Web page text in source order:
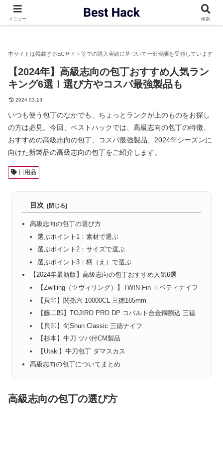
【2024年】高級志向の包丁おすすめ人気
【2024年】高級志向の包丁おすすめ人気ラン
キング6選！選び方やコスパ最強製品も
2024.03.13
いつも使う包丁のなかでも、ちょっとランクが上のものをお探し
の方は必見。今回、ベストハックでは、高級志向の包丁の特徴、
おすすめの高級志向の包丁、コスパ最強製品、2024年シーズンに
向けた新製品の高級志向の包丁をご紹介します。
日用品
目次
高級志向の包丁の選び方
選ぶポイント1：素材で選ぶ
選ぶポイント2：サイズで選ぶ
選ぶポイント3：柄（え）で選ぶ
【2024年最新版】高級志向の包丁おすすめ人気6選
【Zwilling（ツヴィリング）】TWIN Fin Ⅱペティナイフ
【貝印】関孫六 10000CL 三徳165mm
【藤二郎】TOJIRO PRO DP コバルト合金鋼割込 三徳
【貝印】旬Shun Classic 三徳ナイフ
【杉本】牛刀 ツバ付CM製品
【Utaki】牛刀包丁 ダマスカス
高級志向の包丁についてまとめ
高級志向の包丁の選び方
メニュー 検索